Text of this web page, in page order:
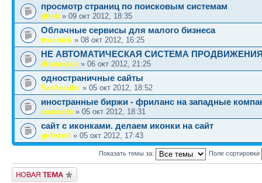
просмотр страниц по поисковым системам
pbob » 09 окт 2012, 18:35
Облачные сервисы для малого бизнеса
trwonick » 08 окт 2012, 16:25
НЕ АВТОМАТИЧЕСКАЯ СИСТЕМА
drususack » 06 окт 2012, 21:25
одностраничные сайты
SerAssubs » 05 окт 2012, 18:52
иностранные биржи - фриланс на западные
coastatte » 05 окт 2012, 18:31
сайт с иконками. делаем иконки на сайт
girlvzmt» 05 окт 2012, 17:43
Показать темы за: Поле сортировки
Новая тема